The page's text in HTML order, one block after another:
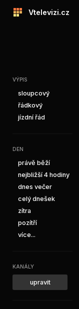
Vtelevizi.cz
VÝPIS
sloupcový
řádkový
jízdní řád
DEN
právě běží
nejbližší 4 hodiny
dnes večer
celý dnešek
zítra
pozítří
více...
KANÁLY
upravit